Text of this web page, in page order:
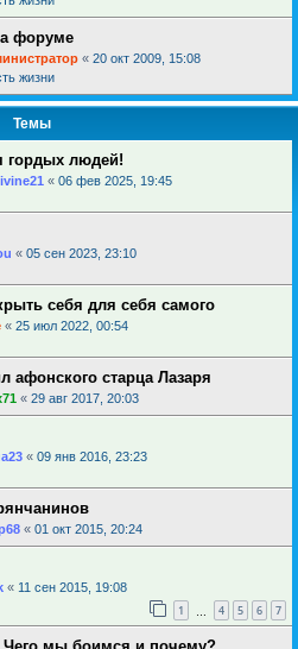
форуме
« 20 окт 2009, 15:08
жизни
Темы
гордых людей!
« 06 фев 2025, 19:45
« 05 сен 2023, 23:10
себя для себя самого
« 25 июл 2022, 00:54
афонского старца Лазаря
« 29 авг 2017, 20:03
« 09 янв 2016, 23:23
« 01 окт 2015, 20:24
« 11 сен 2015, 19:08
1 4 5 6 7